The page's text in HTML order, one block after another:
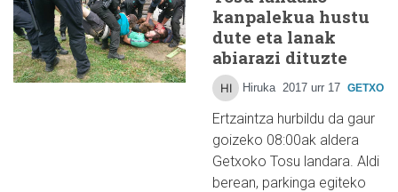
kanpalekua hustu
dute eta lanak
abiarazi dituzte
Hiruka 2017 urr 17 GETXO
Ertzaintza hurbildu da gaur
goizeko 08:00ak aldera
Getxoko Tosu landara. Aldi
berean, parkinga egiteko